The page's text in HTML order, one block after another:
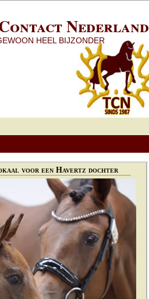
Nederland
HEEL BIJZONDER
voor een Havertz dochter